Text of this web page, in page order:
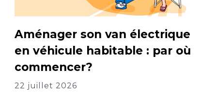
Aménager son van électrique
en véhicule habitable : par où
commencer?
22 juillet 2026